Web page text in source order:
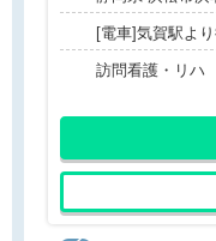
[電車]気賀駅よ
訪問看護・リハ